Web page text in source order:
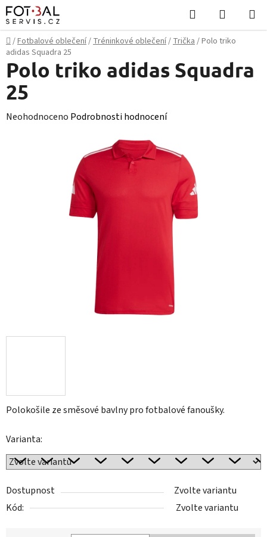
Přejít
na
obsah
Hledat
KOŠÍK
Domů
/Fotbalové oblečení/Tréninkové oblečení/Trička/Polo triko
adidas Squadra 25
Polokošile ze směsové bavlny pro fotbalové fanoušky.
Varianta:
Dostupnost
Zvolte variantu
Kód:
Zvolte variantu
Polo triko adidas Squadra
25
Průměrné
Neohodnoceno Podrobnosti hodnocení